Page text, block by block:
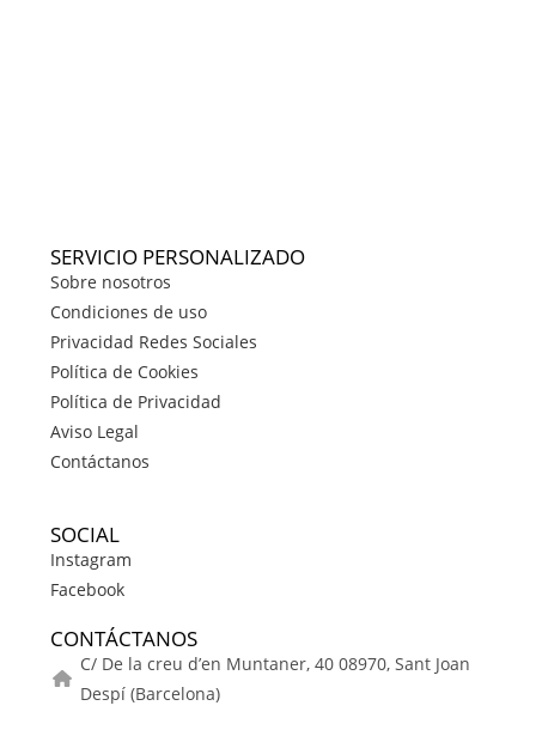
SERVICIO PERSONALIZADO
Sobre nosotros
Condiciones de uso
Privacidad Redes Sociales
Política de Cookies
Política de Privacidad
Aviso Legal
Contáctanos
SOCIAL
Instagram
Facebook
CONTÁCTANOS
C/ De la creu d’en Muntaner, 40 08970, Sant Joan
Despí (Barcelona)